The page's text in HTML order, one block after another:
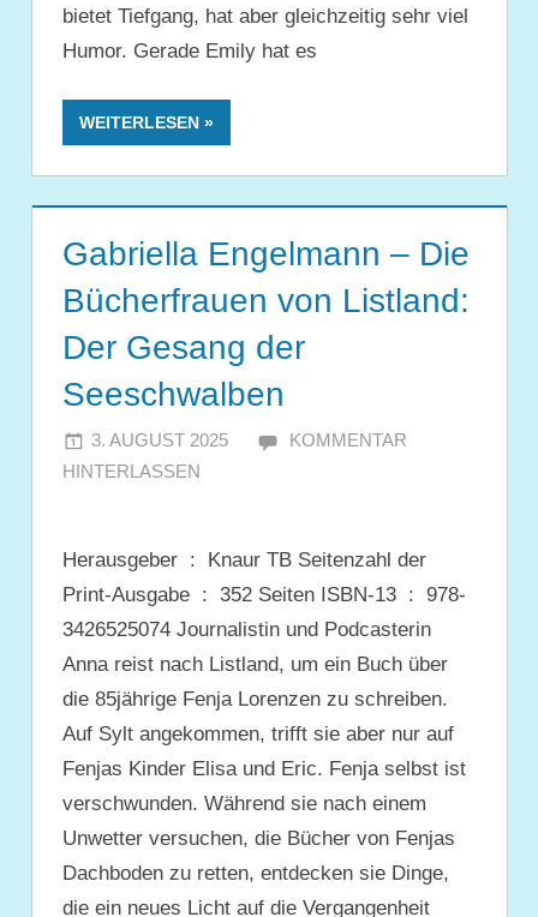
bietet Tiefgang, hat aber gleichzeitig sehr viel
Humor. Gerade Emily hat es
WEITERLESEN
Gabriella Engelmann – Die
Bücherfrauen von Listland:
Der Gesang der
Seeschwalben
3. AUGUST 2025 JULIA
KOMMENTAR
HINTERLASSEN
Herausgeber ‏ : ‎ Knaur TB Seitenzahl der
Print-Ausgabe ‏ : ‎ 352 Seiten ISBN-13 ‏ : ‎ 978-
3426525074 Journalistin und Podcasterin
Anna reist nach Listland, um ein Buch über
die 85jährige Fenja Lorenzen zu schreiben.
Auf Sylt angekommen, trifft sie aber nur auf
Fenjas Kinder Elisa und Eric. Fenja selbst ist
verschwunden. Während sie nach einem
Unwetter versuchen, die Bücher von Fenjas
Dachboden zu retten, entdecken sie Dinge,
die ein neues Licht auf die Vergangenheit